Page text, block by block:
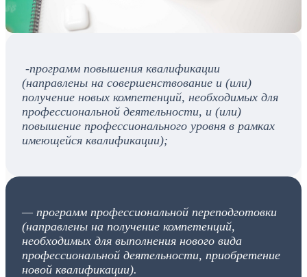
-программ повышения квалификации
(направлены на совершенствование и (или)
получение новых компетенций, необходимых для
профессиональной деятельности, и (или)
повышение профессионального уровня в рамках
имеющейся квалификации);
— программ профессиональной переподготовки
(направлены на получение компетенций,
необходимых для выполнения нового вида
профессиональной деятельности, приобретение
новой квалификации).